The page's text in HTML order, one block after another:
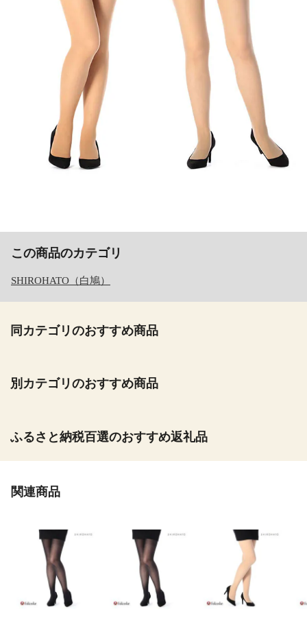
この商品のカテゴリ
SHIROHATO（白鳩）
同カテゴリのおすすめ商品
別カテゴリのおすすめ商品
ふるさと納税百選のおすすめ返礼品
関連商品